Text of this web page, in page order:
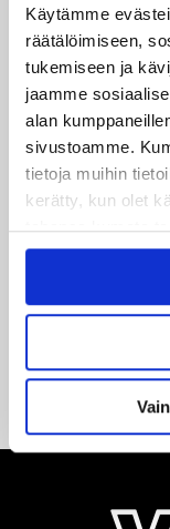
Käytämme
räätälöimiseen,
tukemiseen ja
jaamme
alan
sivustoamme.
tietoja muihin
kerätty, kun olet
tahansa kumota
käytöstä
02.06.2026
Liiga-kauden
27.05.2026
Reece Newkirk
18.05.2026
Jaatinen ja Liljamo
14.05.2026
Tuore Sveitsin
kahden vuoden